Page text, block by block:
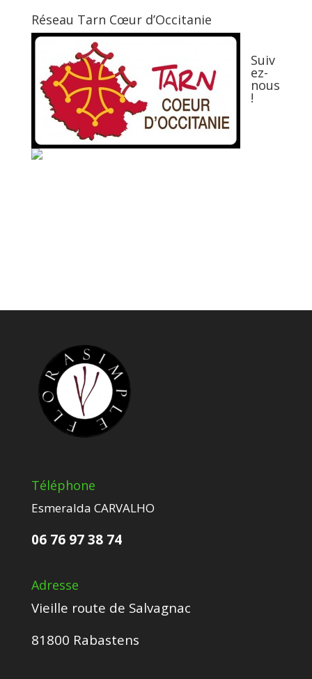
Réseau Tarn Cœur d’Occitanie
Suiv
ez-
nous
!
Téléphone
Esmeralda CARVALHO
06 76 97 38 74
Adresse
Vieille route de Salvagnac
81800 Rabastens